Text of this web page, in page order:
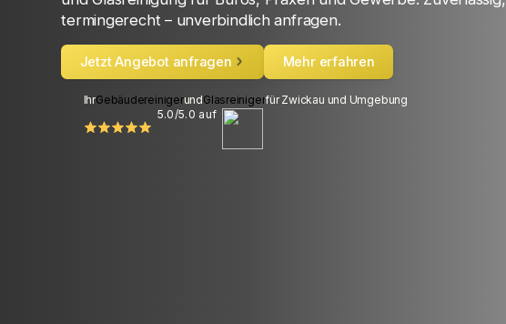
termingerecht – unverbindlich anfragen.
Jetzt Angebot anfragen Mehr erfahren
IhrGebäudereinigerundGlasreinigerfür Zwickau und Umgebung
5.0/5.0 auf